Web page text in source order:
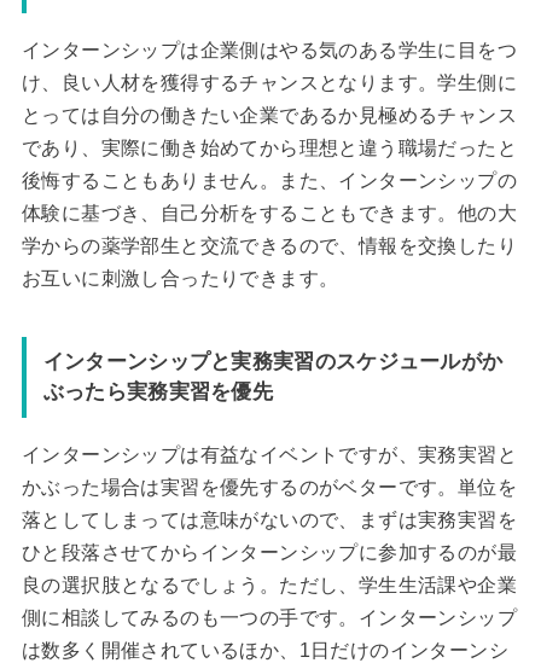
インターンシップは企業側はやる気のある学生に目をつ
け、良い人材を獲得するチャンスとなります。学生側に
とっては自分の働きたい企業であるか見極めるチャンス
であり、実際に働き始めてから理想と違う職場だったと
後悔することもありません。また、インターンシップの
体験に基づき、自己分析をすることもできます。他の大
学からの薬学部生と交流できるので、情報を交換したり
お互いに刺激し合ったりできます。
インターンシップと実務実習のスケジュールがか
ぶったら実務実習を優先
インターンシップは有益なイベントですが、実務実習と
かぶった場合は実習を優先するのがベターです。単位を
落としてしまっては意味がないので、まずは実務実習を
ひと段落させてからインターンシップに参加するのが最
良の選択肢となるでしょう。ただし、学生生活課や企業
側に相談してみるのも一つの手です。インターンシップ
は数多く開催されているほか、1日だけのインターンシ